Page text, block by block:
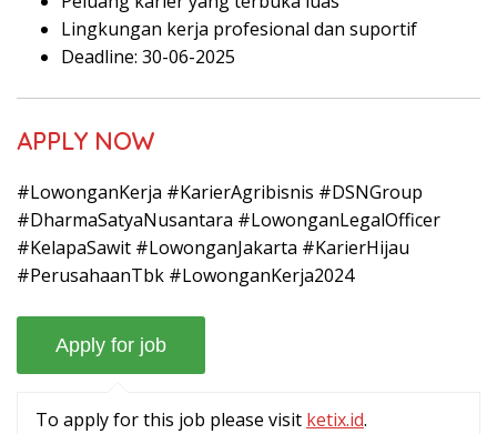
Lingkungan kerja profesional dan suportif
Deadline: 30-06-2025
APPLY NOW
#LowonganKerja #KarierAgribisnis #DSNGroup
#DharmaSatyaNusantara #LowonganLegalOfficer
#KelapaSawit #LowonganJakarta #KarierHijau
#PerusahaanTbk #LowonganKerja2024
To apply for this job please visit ketix.id.